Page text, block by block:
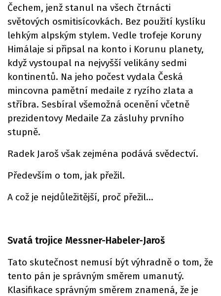
Čechem, jenž stanul na všech čtrnácti
světových osmitisícovkách. Bez použití kyslíku
lehkým alpským stylem. Vedle trofeje Koruny
Himálaje si připsal na konto i Korunu planety,
když vystoupal na nejvyšší velikány sedmi
kontinentů. Na jeho počest vydala Česká
mincovna pamětní medaile z ryzího zlata a
stříbra. Sesbíral všemožná ocenění včetně
prezidentovy Medaile Za zásluhy prvního
stupně.
Radek Jaroš však zejména podává svědectví.
Především o tom, jak přežil.
A což je nejdůležitější, proč přežil…
Svatá trojice Messner-Habeler-Jaroš
Tato skutečnost nemusí být výhradně o tom, že
tento pán je správným směrem umanutý.
Klasifikace správným směrem znamená, že je